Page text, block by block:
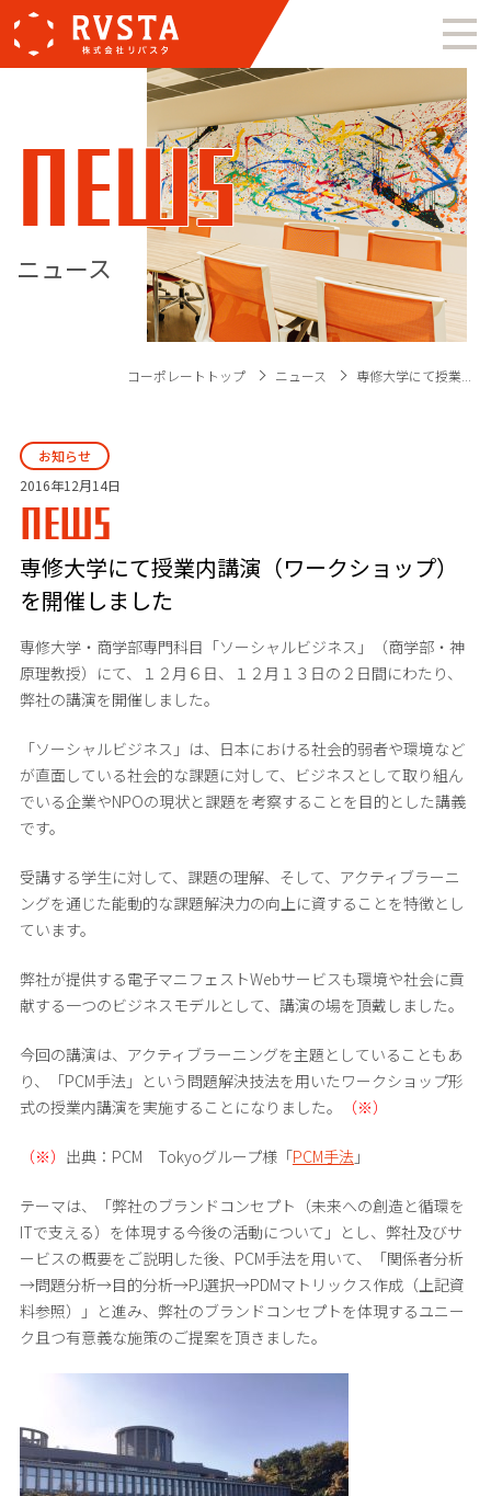
NEWS
ニュース
コーポレートトップ ニュース 専修大学にて授業...
お知らせ
2016年12月14日
NEWS
専修大学にて授業内講演（ワークショップ）
を開催しました
専修大学・商学部専門科目「ソーシャルビジネス」（商学部・神
原理教授）にて、１２月６日、１２月１３日の２日間にわたり、
弊社の講演を開催しました。
「ソーシャルビジネス」は、日本における社会的弱者や環境など
が直面している社会的な課題に対して、ビジネスとして取り組ん
でいる企業やNPOの現状と課題を考察することを目的とした講義
です。
受講する学生に対して、課題の理解、そして、アクティブラーニ
ングを通じた能動的な課題解決力の向上に資することを特徴とし
ています。
弊社が提供する電子マニフェストWebサービスも環境や社会に貢
献する一つのビジネスモデルとして、講演の場を頂戴しました。
今回の講演は、アクティブラーニングを主題としていることもあ
り、「PCM手法」という問題解決技法を用いたワークショップ形
式の授業内講演を実施することになりました。
（※）
（※） 出典：PCM Tokyoグループ様「PCM手法」
テーマは、「弊社のブランドコンセプト（未来への創造と循環を
ITで支える）を体現する今後の活動について」とし、弊社及びサ
ービスの概要をご説明した後、PCM手法を用いて、「関係者分析
→問題分析→目的分析→PJ選択→PDMマトリックス作成（上記資
料参照）」と進み、弊社のブランドコンセプトを体現するユニー
ク且つ有意義な施策のご提案を頂きました。